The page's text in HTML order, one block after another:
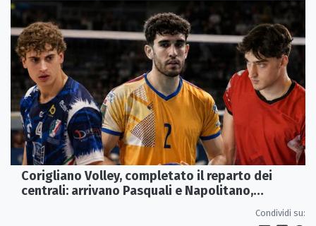
Corigliano Volley, completato il reparto dei
centrali: arrivano Pasquali e Napolitano,
Condividi su: